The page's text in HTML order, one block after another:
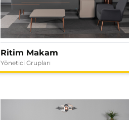
Ritim Makam
Yönetici Grupları